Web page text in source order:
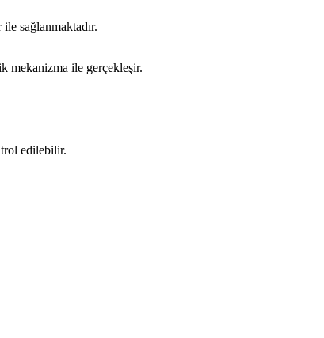
sağlanmaktadır.
mekanizma ile gerçekleşir.
edilebilir.